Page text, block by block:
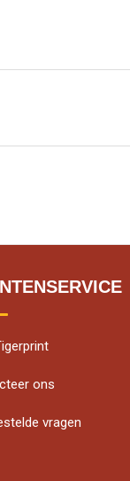
ons
vragen